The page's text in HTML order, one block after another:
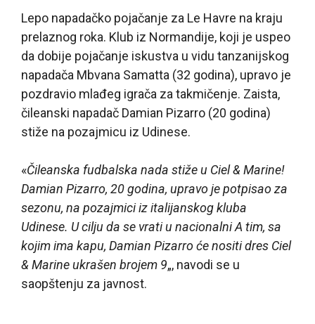
Lepo napadačko pojačanje za Le Havre na kraju
prelaznog roka. Klub iz Normandije, koji je uspeo
da dobije pojačanje iskustva u vidu tanzanijskog
napadača Mbvana Samatta (32 godina), upravo je
pozdravio mlađeg igrača za takmičenje. Zaista,
čileanski napadač Damian Pizarro (20 godina)
stiže na pozajmicu iz Udinese.
«Čileanska fudbalska nada stiže u Ciel & Marine!
Damian Pizarro, 20 godina, upravo je potpisao za
sezonu, na pozajmici iz italijanskog kluba
Udinese. U cilju da se vrati u nacionalni A tim, sa
kojim ima kapu, Damian Pizarro će nositi dres Ciel
& Marine ukrašen brojem 9„, navodi se u
saopštenju za javnost.